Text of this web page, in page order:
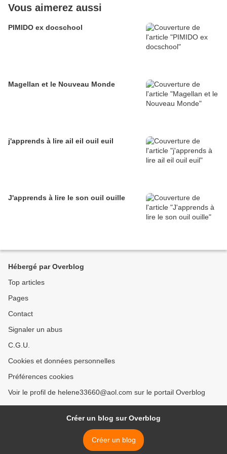
Vous aimerez aussi
PIMIDO ex docschool
Magellan et le Nouveau Monde
j'apprends à lire ail eil ouil euil
J'apprends à lire le son ouil ouille
Hébergé par Overblog
Top articles
Pages
Contact
Signaler un abus
C.G.U.
Cookies et données personnelles
Préférences cookies
Voir le profil de helene33660@aol.com sur le portail Overblog
Créer un blog sur Overblog
Créer un blog